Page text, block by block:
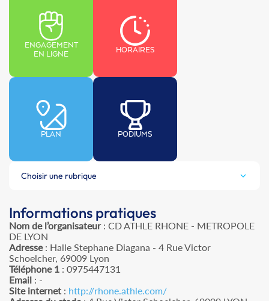
ENGAGEMENT
EN LIGNE
HORAIRES
PLAN PODIUMS
Choisir une rubrique
Informations pratiques
Nom de l’organisateur: CD ATHLE RHONE - METROPOLE
DE LYON
Adresse: Halle Stephane Diagana - 4 Rue Victor
Schoelcher, 69009 Lyon
Téléphone 1 : 0975447131
Email : -
Site internet : http://rhone.athle.com/